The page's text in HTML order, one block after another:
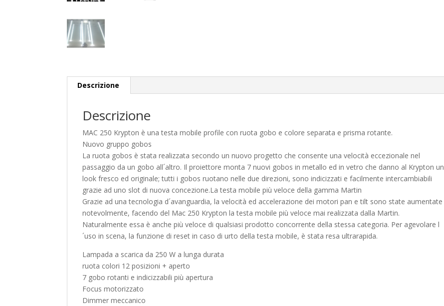
Descrizione
Descrizione
MAC 250 Krypton è una testa mobile profile con ruota gobo e colore separata e prisma rotante.
Nuovo gruppo gobos
La ruota gobos è stata realizzata secondo un nuovo progetto che consente una velocità eccezionale nel
passaggio da un gobo all´altro. Il proiettore monta 7 nuovi gobos in metallo ed in vetro che danno al Krypton un
look fresco ed originale; tutti i gobos ruotano nelle due direzioni, sono indicizzati e facilmente intercambiabili
grazie ad uno slot di nuova concezione.La testa mobile più veloce della gamma Martin
Grazie ad una tecnologia d´avanguardia, la velocità ed accelerazione dei motori pan e tilt sono state aumentate
notevolmente, facendo del Mac 250 Krypton la testa mobile più veloce mai realizzata dalla Martin.
Naturalmente essa è anche più veloce di qualsiasi prodotto concorrente della stessa categoria. Per agevolare l
´uso in scena, la funzione di reset in caso di urto della testa mobile, è stata resa ultrarapida.
Lampada a scarica da 250 W a lunga durata
ruota colori 12 posizioni + aperto
7 gobo rotanti e indicizzabili più apertura
Focus motorizzato
Dimmer meccanico